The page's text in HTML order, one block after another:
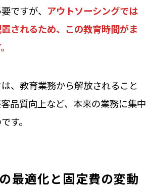
ですが、 アウトソーシングでは
されるため、この教育時間がま
、教育業務から解放されること
品質向上など、本来の業務に集中
す。
最適化と固定費の変動